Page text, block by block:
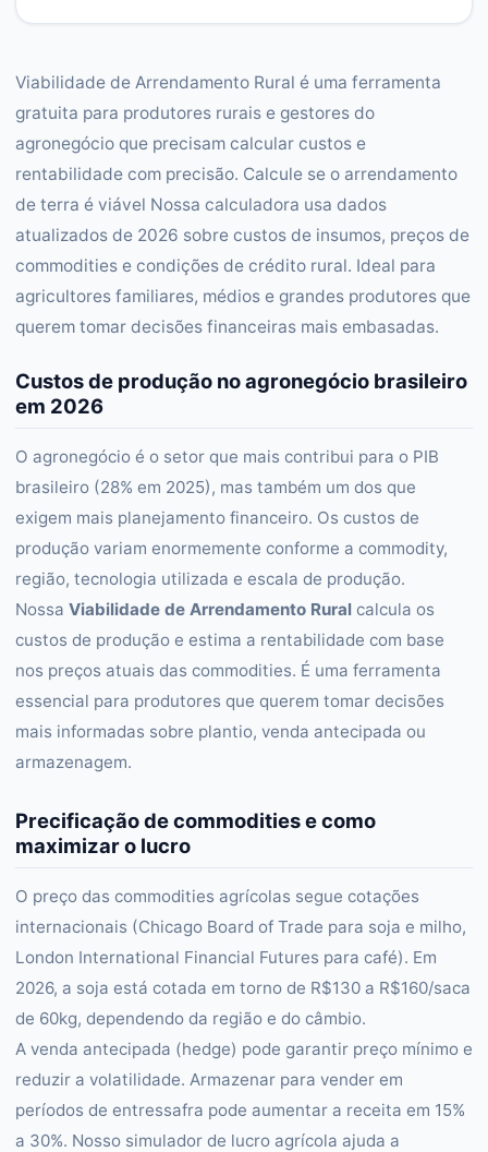
Viabilidade de Arrendamento Rural é uma ferramenta
gratuita para produtores rurais e gestores do
agronegócio que precisam calcular custos e
rentabilidade com precisão. Calcule se o arrendamento
de terra é viável Nossa calculadora usa dados
atualizados de 2026 sobre custos de insumos, preços de
commodities e condições de crédito rural. Ideal para
agricultores familiares, médios e grandes produtores que
querem tomar decisões financeiras mais embasadas.
Custos de produção no agronegócio brasileiro
em 2026
O agronegócio é o setor que mais contribui para o PIB
brasileiro (28% em 2025), mas também um dos que
exigem mais planejamento financeiro. Os custos de
produção variam enormemente conforme a commodity,
região, tecnologia utilizada e escala de produção.
Nossa Viabilidade de Arrendamento Rural calcula os
custos de produção e estima a rentabilidade com base
nos preços atuais das commodities. É uma ferramenta
essencial para produtores que querem tomar decisões
mais informadas sobre plantio, venda antecipada ou
armazenagem.
Precificação de commodities e como
maximizar o lucro
O preço das commodities agrícolas segue cotações
internacionais (Chicago Board of Trade para soja e milho,
London International Financial Futures para café). Em
2026, a soja está cotada em torno de R$130 a R$160/saca
de 60kg, dependendo da região e do câmbio.
A venda antecipada (hedge) pode garantir preço mínimo e
reduzir a volatilidade. Armazenar para vender em
períodos de entressafra pode aumentar a receita em 15%
a 30%. Nosso simulador de lucro agrícola ajuda a